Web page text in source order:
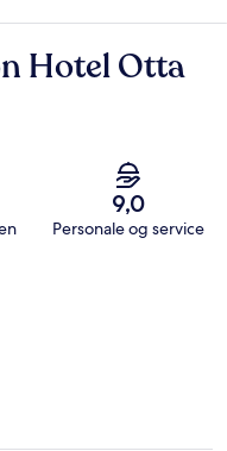
Hotel Otta
9,0
Personale og service